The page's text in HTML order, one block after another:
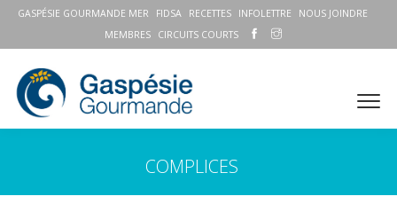
GASPÉSIE GOURMANDE MER FIDSA RECETTES INFOLETTRE
NOUS JOINDRE
MEMBRES
CIRCUITS COURTS
COMPLICES